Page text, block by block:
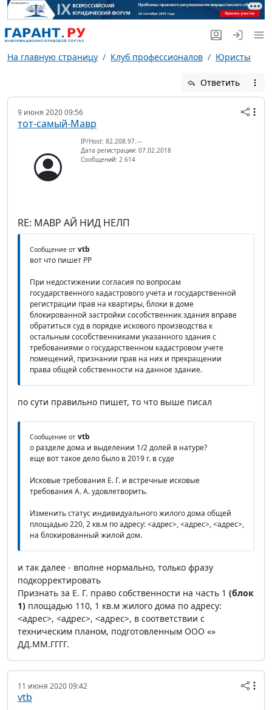
На главную страницу Клуб профессионалов Юристы
Ответить
9 июня 2020 09:56
тот-самый-Мавр
IP/Host: 82.208.97.---
Дата регистрации: 07.02.2018
Сообщений: 2 614
RE: МАВР АЙ НИД НЕЛП
Сообщение от vtb
вот что пишет РР
При недостижении согласия по вопросам
государственного кадастрового учета и государственной
регистрации прав на квартиры, блоки в доме
блокированной застройки сособственник здания вправе
обратиться суд в порядке искового производства к
остальным сособственниками указанного здания с
требованиями о государственном кадастровом учете
помещений, признании прав на них и прекращении
права общей собственности на данное здание.
по сути правильно пишет, то что выше писал
Сообщение от vtb
о разделе дома и выделении 1/2 долей в натуре?
еще вот такое дело было в 2019 г. в суде
Исковые требования Е. Г. и встречные исковые
требования А. А. удовлетворить.
Изменить статус индивидуального жилого дома общей
площадью 220, 2 кв.м по адресу: <адрес>, <адрес>, <адрес>,
на блокированный жилой дом.
и так далее - вполне нормально, только фразу
подкорректировать
Признать за Е. Г. право собственности на часть 1 (блок
1) площадью 110, 1 кв.м жилого дома по адресу:
<адрес>, <адрес>, <адрес>, в соответствии с
техническим планом, подготовленным ООО «»
ДД.ММ.ГГГГ.
11 июня 2020 09:42
vtb